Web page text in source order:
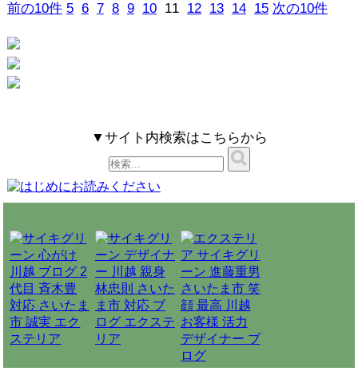
前の10件 5 6 7 8 9 10 11 12 13 14 15 次の10件
▼サイト内検索はこちらから